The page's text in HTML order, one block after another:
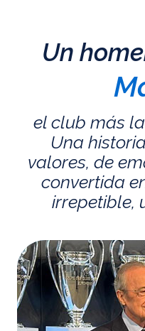
Un
el club más
Una
valores, de
convertida
irrepetible,